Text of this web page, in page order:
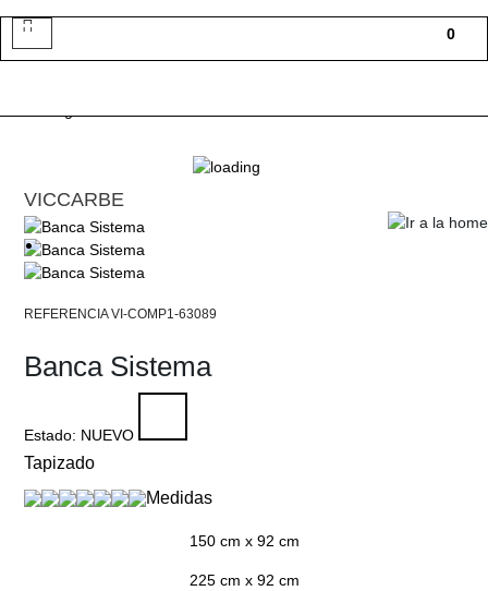
0
Toggle
VICCARBE
VI-COMP1-63089
Banca Sistema
Estado: NUEVO
Tapizado
Medidas
150 cm x 92 cm
225 cm x 92 cm